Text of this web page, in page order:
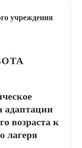
учреждения
адаптации
возраста к
лагеря